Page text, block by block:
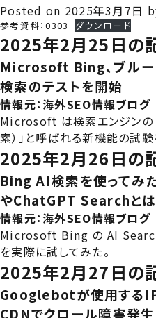
Posted on 2025年3月7日
参考資料：0303 ダウンロード
2025年2月25日の
Microsoft Bing、ブルー
検索のテストを開始
情報元： 海外SEO情報ブログ
Microsoft は検索エンジンの
索）」と呼ばれる新機能の試験
2025年2月26日の
Bing AI検索を使って
やChatGPT Searchとは
情報元： 海外SEO情報ブログ
Microsoft Bing の AI Search
を実際に試してみた。
2025年2月27日の
Googlebotが使用するIP
CDNでクロール障害発生